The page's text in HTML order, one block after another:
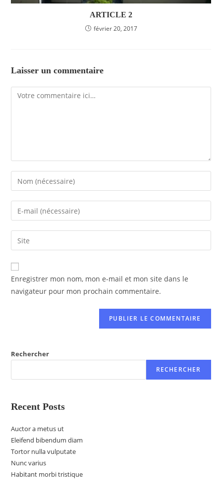
ARTICLE 2
février 20, 2017
Laisser un commentaire
Enregistrer mon nom, mon e-mail et mon site dans le
navigateur pour mon prochain commentaire.
n
v
Rechercher
RECHERCHER
Recent Posts
Auctor a metus ut
Eleifend bibendum diam
Tortor nulla vulputate
Nunc varius
Habitant morbi tristique